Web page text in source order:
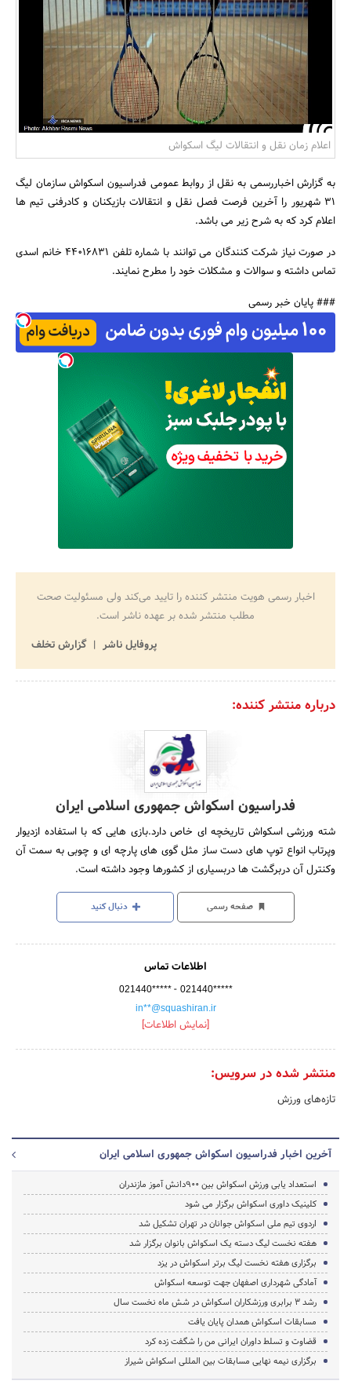
بانک، بیمه و سرمایه
مسکن و ساختمان
جستجو
اعلام زمان نقل و انتقالات لیگ اسکواش
به گزارش اخباررسمی به نقل از روابط عمومی فدراسیون اسکواش سازمان لیگ
31 شهریور را آخرین فرصت فصل نقل و انتقالات بازیکنان و کادرفنی تیم ها
اعلام کرد که به شرح زیر می باشد.
در صورت نیاز شرکت کنندگان می توانند با شماره تلفن 44016831 خانم اسدی
تماس داشته و سوالات و مشکلات خود را مطرح نمایند.
### پایان خبر رسمی
اخبار رسمی هویت منتشر کننده را تایید می‌کند ولی مسئولیت صحت
مطلب منتشر شده بر عهده ناشر است.
پروفایل ناشر
گزارش تخلف
درباره منتشر کننده:
فدراسیون اسکواش جمهوری اسلامی ایران
شته ورزشی اسکواش تاریخچه ای خاص دارد.بازی هایی که با استفاده ازدیوار
وپرتاب انواع توپ های دست ساز مثل گوی های پارچه ای و چوبی به سمت آن
وکنترل آن دربرگشت ها دربسیاری از کشورها وجود داشته است.
صفحه رسمی دنبال کنید
اطلاعات تماس
021440***** - 021440*****
in**@squashiran.ir
[نمایش اطلاعات]
منتشر شده در سرویس:
تازه‌های ورزش
آخرین اخبار فدراسیون اسکواش جمهوری اسلامی ایران
استعداد یابی ورزش اسکواش بین 900دانش آموز مازندران
کلینیک داوری اسکواش برگزار می شود
اردوی تیم ملی اسکواش جوانان در تهران تشکیل شد
هفته نخست لیگ دسته یک اسکواش بانوان برگزار شد
برگزاری هفته نخست لیگ برتر اسکواش در یزد
آمادگی شهرداری اصفهان جهت توسعه اسکواش
رشد 3 برابری ورزشکاران اسکواش در شش ماه نخست سال
مسابقات اسکواش همدان پایان یافت
قضاوت و تسلط داوران ایرانی من را شگفت زده کرد
برگزاری نیمه نهایی مسابقات بین المللی اسکواش شیراز